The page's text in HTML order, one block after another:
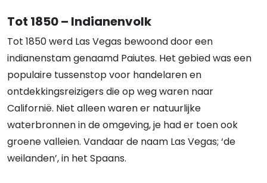
Tot 1850 – Indianenvolk
Tot 1850 werd Las Vegas bewoond door een
indianenstam genaamd Paiutes. Het gebied was een
populaire tussenstop voor handelaren en
ontdekkingsreizigers die op weg waren naar
Californië. Niet alleen waren er natuurlijke
waterbronnen in de omgeving, je had er toen ook
groene valleien. Vandaar de naam Las Vegas; ‘de
weilanden’, in het Spaans.